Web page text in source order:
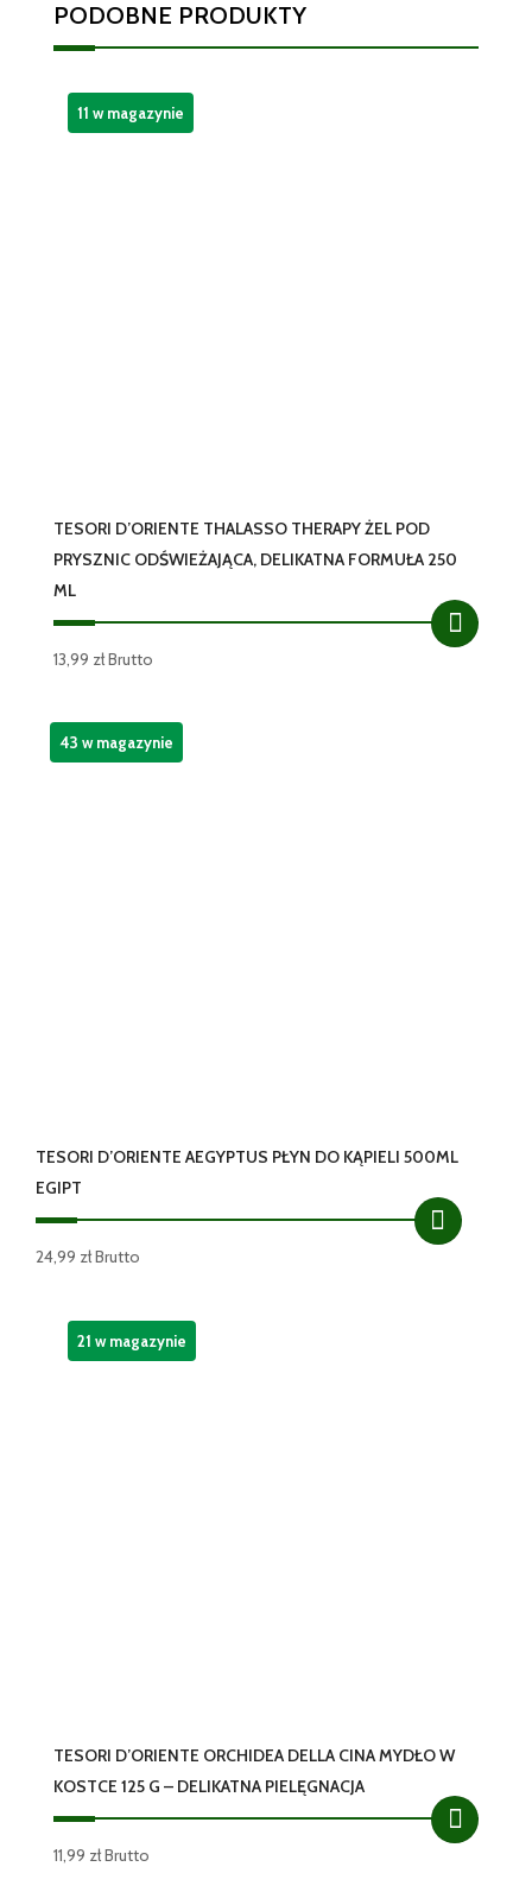
250
ml
PODOBNE PRODUKTY
TESORI D’ORIENTE THALASSO THERAPY ŻEL POD
PRYSZNIC ODŚWIEŻAJĄCA, DELIKATNA FORMUŁA 250
ML
13,99 złBrutto
11 w magazynie
TESORI D’ORIENTE AEGYPTUS PŁYN DO KĄPIELI 500ML
EGIPT
24,99 złBrutto
43 w magazynie
TESORI D’ORIENTE ORCHIDEA DELLA CINA MYDŁO W
KOSTCE 125 G – DELIKATNA PIELĘGNACJA
11,99 złBrutto
21 w magazynie